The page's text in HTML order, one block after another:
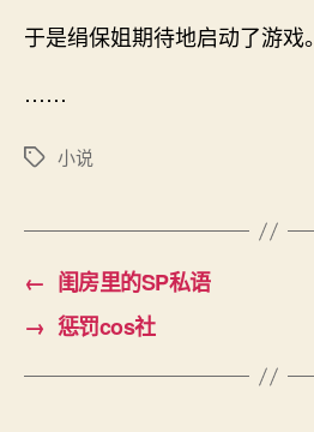
于是绢保姐期待地启动了游戏。
……
标
小说
← 闺房里的SP私语
→ 惩罚cos社